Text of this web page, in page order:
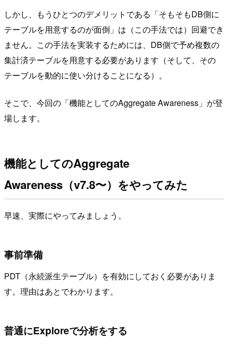
しかし、もうひとつのデメリットである「そもそもDB側に
テーブルを用意するのが面倒」は（この手法では）回避でき
ません。この手法を実装するためには、DB側で予め複数の
集計済テーブルを用意する必要があります（そして、その
テーブルを動的に使い分けることになる）。
そこで、今回の「機能としてのAggregate Awareness」が登
場します。
機能としてのAggregate
Awareness（v7.8〜）をやってみた
早速、実際にやってみましょう。
事前準備
PDT（永続派生テーブル）を有効にしておく必要がありま
す。理由はあとでわかります。
普通にExploreで分析をする